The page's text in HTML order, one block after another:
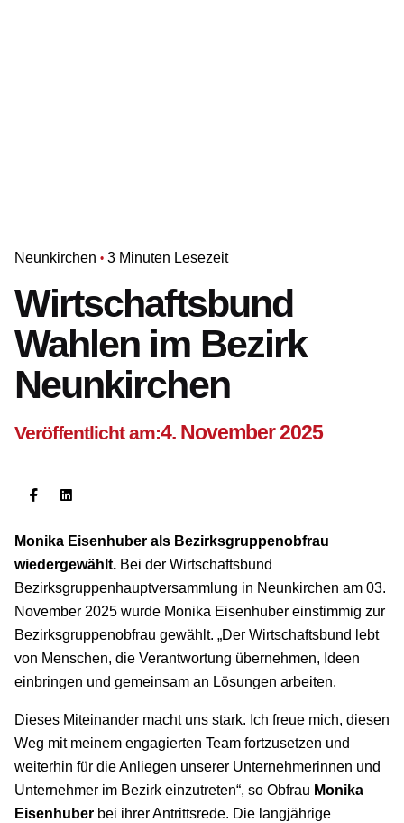
Neunkirchen 3 Minuten Lesezeit
Wirtschaftsbund
Wahlen im Bezirk
Neunkirchen
Veröffentlicht am:4. November 2025
Monika Eisenhuber als Bezirksgruppenobfrau
wiedergewählt. Bei der Wirtschaftsbund
Bezirksgruppenhauptversammlung in Neunkirchen am 03.
November 2025 wurde Monika Eisenhuber einstimmig zur
Bezirksgruppenobfrau gewählt. „Der Wirtschaftsbund lebt
von Menschen, die Verantwortung übernehmen, Ideen
einbringen und gemeinsam an Lösungen arbeiten.
Dieses Miteinander macht uns stark. Ich freue mich, diesen
Weg mit meinem engagierten Team fortzusetzen und
weiterhin für die Anliegen unserer Unternehmerinnen und
Unternehmer im Bezirk einzutreten“, so Obfrau Monika
Eisenhuber bei ihrer Antrittsrede. Die langjährige